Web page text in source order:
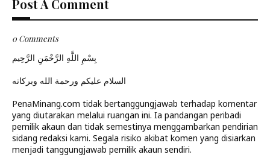
Post A Comment
0 Comments
بِسْمِ اللَّهِ الرَّحْمَنِ الرَّحِيم
السلام عليكم ورحمة الله وبركاته
PenaMinang.com tidak bertanggungjawab terhadap komentar
yang diutarakan melalui ruangan ini. Ia pandangan peribadi
pemilik akaun dan tidak semestinya menggambarkan pendirian
sidang redaksi kami. Segala risiko akibat komen yang disiarkan
menjadi tanggungjawab pemilik akaun sendiri.